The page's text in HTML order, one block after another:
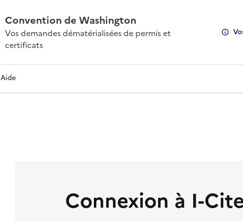
Convention de Washington
Vos demandes dématérialisées de permis et
certificats
Aide
Connexion à I-